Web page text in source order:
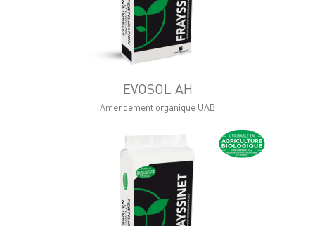
EVOSOL AH
Amendement organique UAB